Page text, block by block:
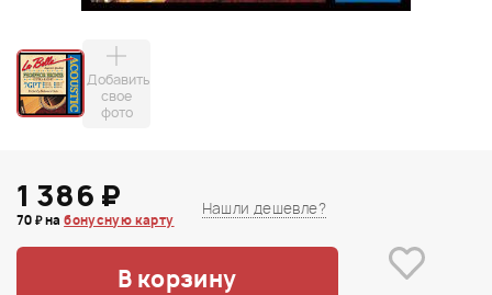
Добавить
свое
фото
1 386 ₽
70 ₽ набонусную карту
Нашли дешевле?
В корзину